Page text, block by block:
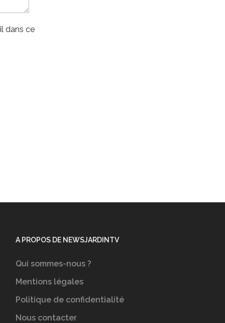
dans ce
A PROPOS DE NEWSJARDINTV
Qui sommes-nous ?
Mentions légales
Politique de confidentialité
Nous contacter